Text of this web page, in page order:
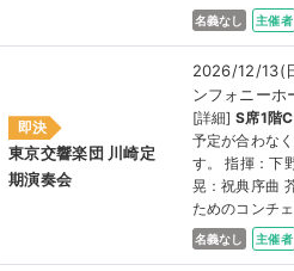
名義なし 主催者
即決
東京交響楽団 川崎定
期演奏会
2026/12/13(
ンフォニーホ
[詳細]S席1階
予定が合わな
す。 指揮：下
晃：祝典序曲
ためのコンチ
名義なし 主催者